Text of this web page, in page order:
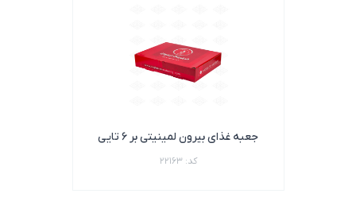
جعبه غذای بیرون لمینیتی بر 6 تایی
کد: 22163